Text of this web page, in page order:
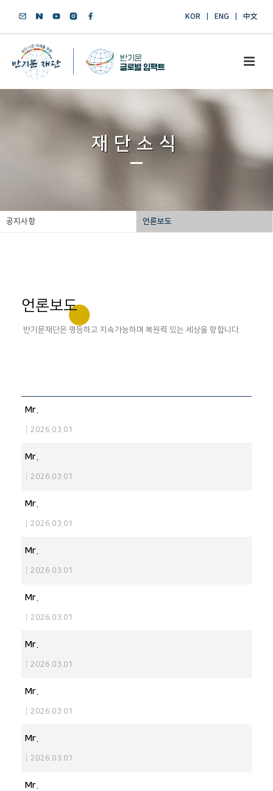
KOR ENG 中文
재단소식
공지사항 언론보도
언론보도
반기문재단은 평등하고 지속가능하며 복원력 있는 세상을 향합니다.
Mr.
2026.03.01
Mr.
2026.03.01
Mr.
2026.03.01
Mr.
2026.03.01
Mr.
2026.03.01
Mr.
2026.03.01
Mr.
2026.03.01
Mr.
2026.03.01
Mr.